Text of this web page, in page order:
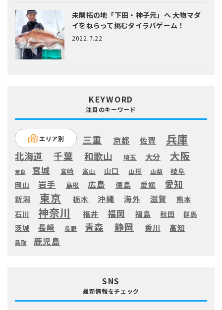
未開拓の地「下田・神子元」へ大物マダ
イをねらって挑むタイラバゲーム！
2022.7.22
KEYWORD
注目のキーワード
エリア別 三重 京都 佐賀 兵庫
北海道 千葉 和歌山 埼玉 大分 大阪
奈良 宮城 宮崎 富山 山口 山形 山梨
岐阜
岡山
岩手 島根 広島 徳島 愛媛 愛知
新潟 東京 栃木 沖縄 海外 滋賀
熊本
石川
神奈川 福井 福岡 福島 秋田 群馬
茨城 長崎 長野 青森 静岡 香川 高知
鳥取 鹿児島
SNS
最新情報をチェック